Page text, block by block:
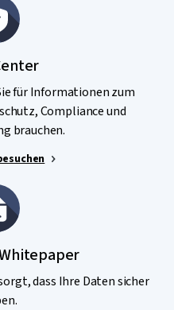
für Informationen zum
Compliance und
brauchen.
dass Ihre Daten sicher